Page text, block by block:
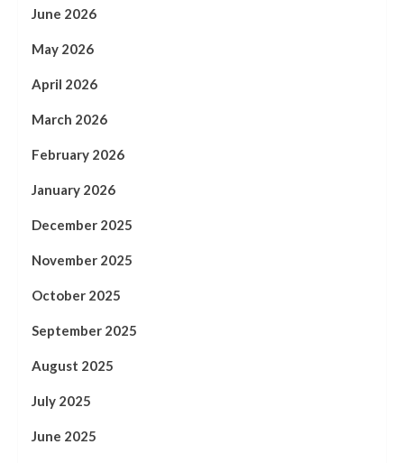
June 2026
May 2026
April 2026
March 2026
February 2026
January 2026
December 2025
November 2025
October 2025
September 2025
August 2025
July 2025
June 2025